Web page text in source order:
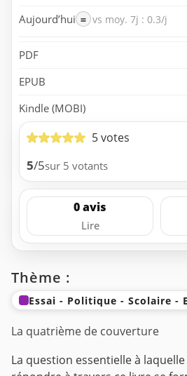
Aujourd’hui = vs moy. 7j : 0.3/j
PDF
EPUB
Kindle (MOBI)
5 votes
5/5sur 5 votants
0 avis
Lire
Thème :
Essai - Politique - Scolaire -
La quatrième de couverture
La question essentielle à